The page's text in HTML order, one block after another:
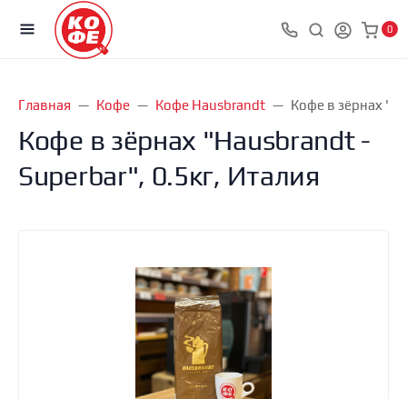
0
Главная Кофе Кофе Hausbrandt Кофе в зёрнах
Кофе в зёрнах "Hausbrandt -
Superbar", 0.5кг, Италия